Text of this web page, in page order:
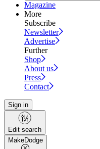
Magazine
More
Subscribe
Newsletter
Advertise
Further
Shop
About us
Press
Contact
Sign in
Edit search
MakeDodge